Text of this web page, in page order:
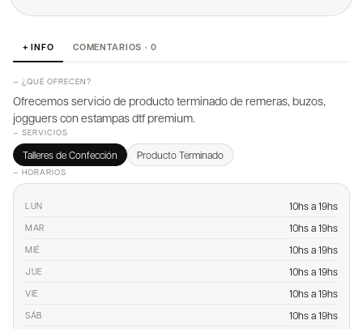
+ INFO COMENTARIOS · 0
— ¿QUÉ OFRECEN?
Ofrecemos servicio de producto terminado de remeras, buzos,
jogguers con estampas dtf premium.
— SERVICIOS
Talleres de Confección Producto Terminado
— HORARIOS
LUN 10hs a 19hs
MAR 10hs a 19hs
MIÉ 10hs a 19hs
JUE 10hs a 19hs
VIE 10hs a 19hs
SÁB 10hs a 19hs